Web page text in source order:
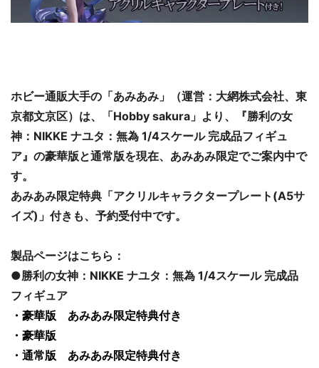
ホビー通販大手の「あみあみ」（運営：大網株式会社、東
京都文京区）は、「Hobby sakura」より、『勝利の女
神：NIKKE ナユタ：無為 1/4スケール 完成品フィギュ
ア』の豪華版と通常版を現在、あみあみ限定でご案内中で
す。
あみあみ限定特典「アクリルキャラクタープレート(A5サ
イズ)」付きも、予約受付中です。
製品ページはこちら：
●勝利の女神：NIKKE ナユタ：無為 1/4スケール 完成品
フィギュア
・豪華版 あみあみ限定特典付き
・豪華版
・通常版 あみあみ限定特典付き